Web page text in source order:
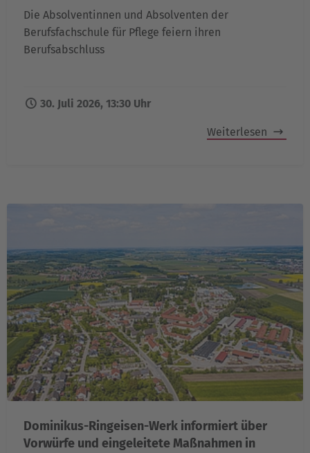
Die Absolventinnen und Absolventen der
Berufsfachschule für Pflege feiern ihren
Berufsabschluss
30. Juli 2026, 13:30 Uhr
Weiterlesen
Dominikus-Ringeisen-Werk informiert über
Vorwürfe und eingeleitete Maßnahmen in